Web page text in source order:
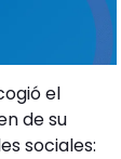
el
de su
sociales: